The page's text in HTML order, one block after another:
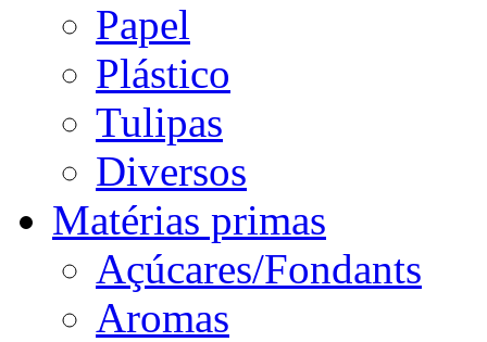
Papel
Plástico
Tulipas
Diversos
Matérias primas
Açúcares/Fondants
Aromas